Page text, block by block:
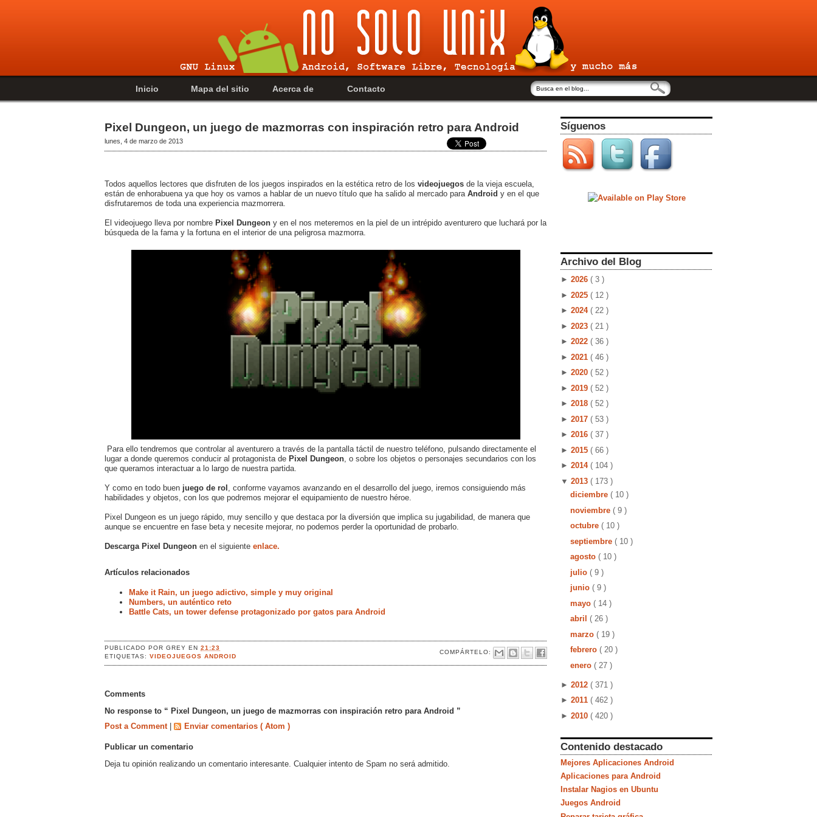
Inicio Mapa del sitio Acerca de Contacto
Pixel Dungeon, un juego de mazmorras con inspiración retro para Android
lunes, 4 de marzo de 2013
Todos aquellos lectores que disfruten de los juegos inspirados en la estética retro de los videojuegos de la vieja escuela,
están de enhorabuena ya que hoy os vamos a hablar de un nuevo título que ha salido al mercado para Android y en el que
disfrutaremos de toda una experiencia mazmorrera.
El videojuego lleva por nombre Pixel Dungeon y en el nos meteremos en la piel de un intrépido aventurero que luchará por la
búsqueda de la fama y la fortuna en el interior de una peligrosa mazmorra.
Para ello tendremos que controlar al aventurero a través de la pantalla táctil de nuestro teléfono, pulsando directamente el
lugar a donde queremos conducir al protagonista de Pixel Dungeon , o sobre los objetos o personajes secundarios con los
que queramos interactuar a lo largo de nuestra partida.
Y como en todo buen juego de rol , conforme vayamos avanzando en el desarrollo del juego, iremos consiguiendo más
habilidades y objetos, con los que podremos mejorar el equipamiento de nuestro héroe.
Pixel Dungeon es un juego rápido, muy sencillo y que destaca por la diversión que implica su jugabilidad, de manera que
aunque se encuentre en fase beta y necesite mejorar, no podemos perder la oportunidad de probarlo.
Descarga Pixel Dungeon en el siguiente enlace.
Artículos relacionados
Make it Rain, un juego adictivo, simple y muy original
Numbers, un auténtico reto
Battle Cats, un tower defense protagonizado por gatos para Android
PUBLICADO PORGREYEN21:23
COMPÁRTELO:
ETIQUETAS:VIDEOJUEGOS ANDROID
Comments
No response to “ Pixel Dungeon, un juego de mazmorras con inspiración retro para Android ”
Post a Comment
Enviar comentarios ( Atom )
Publicar un comentario
Deja tu opinión realizando un comentario interesante. Cualquier intento de Spam no será admitido.
Síguenos
Archivo del Blog
► 2026 ( 3 )
► 2025 ( 12 )
► 2024 ( 22 )
► 2023 ( 21 )
► 2022 ( 36 )
► 2021 ( 46 )
► 2020 ( 52 )
► 2019 ( 52 )
► 2018 ( 52 )
► 2017 ( 53 )
► 2016 ( 37 )
► 2015 ( 66 )
► 2014 ( 104 )
▼ 2013 ( 173 )
diciembre ( 10 )
noviembre ( 9 )
octubre ( 10 )
septiembre ( 10 )
agosto ( 10 )
julio ( 9 )
junio ( 9 )
mayo ( 14 )
abril ( 26 )
marzo ( 19 )
febrero ( 20 )
enero ( 27 )
► 2012 ( 371 )
► 2011 ( 462 )
► 2010 ( 420 )
Contenido destacado
Mejores Aplicaciones Android
Aplicaciones para Android
Instalar Nagios en Ubuntu
Juegos Android